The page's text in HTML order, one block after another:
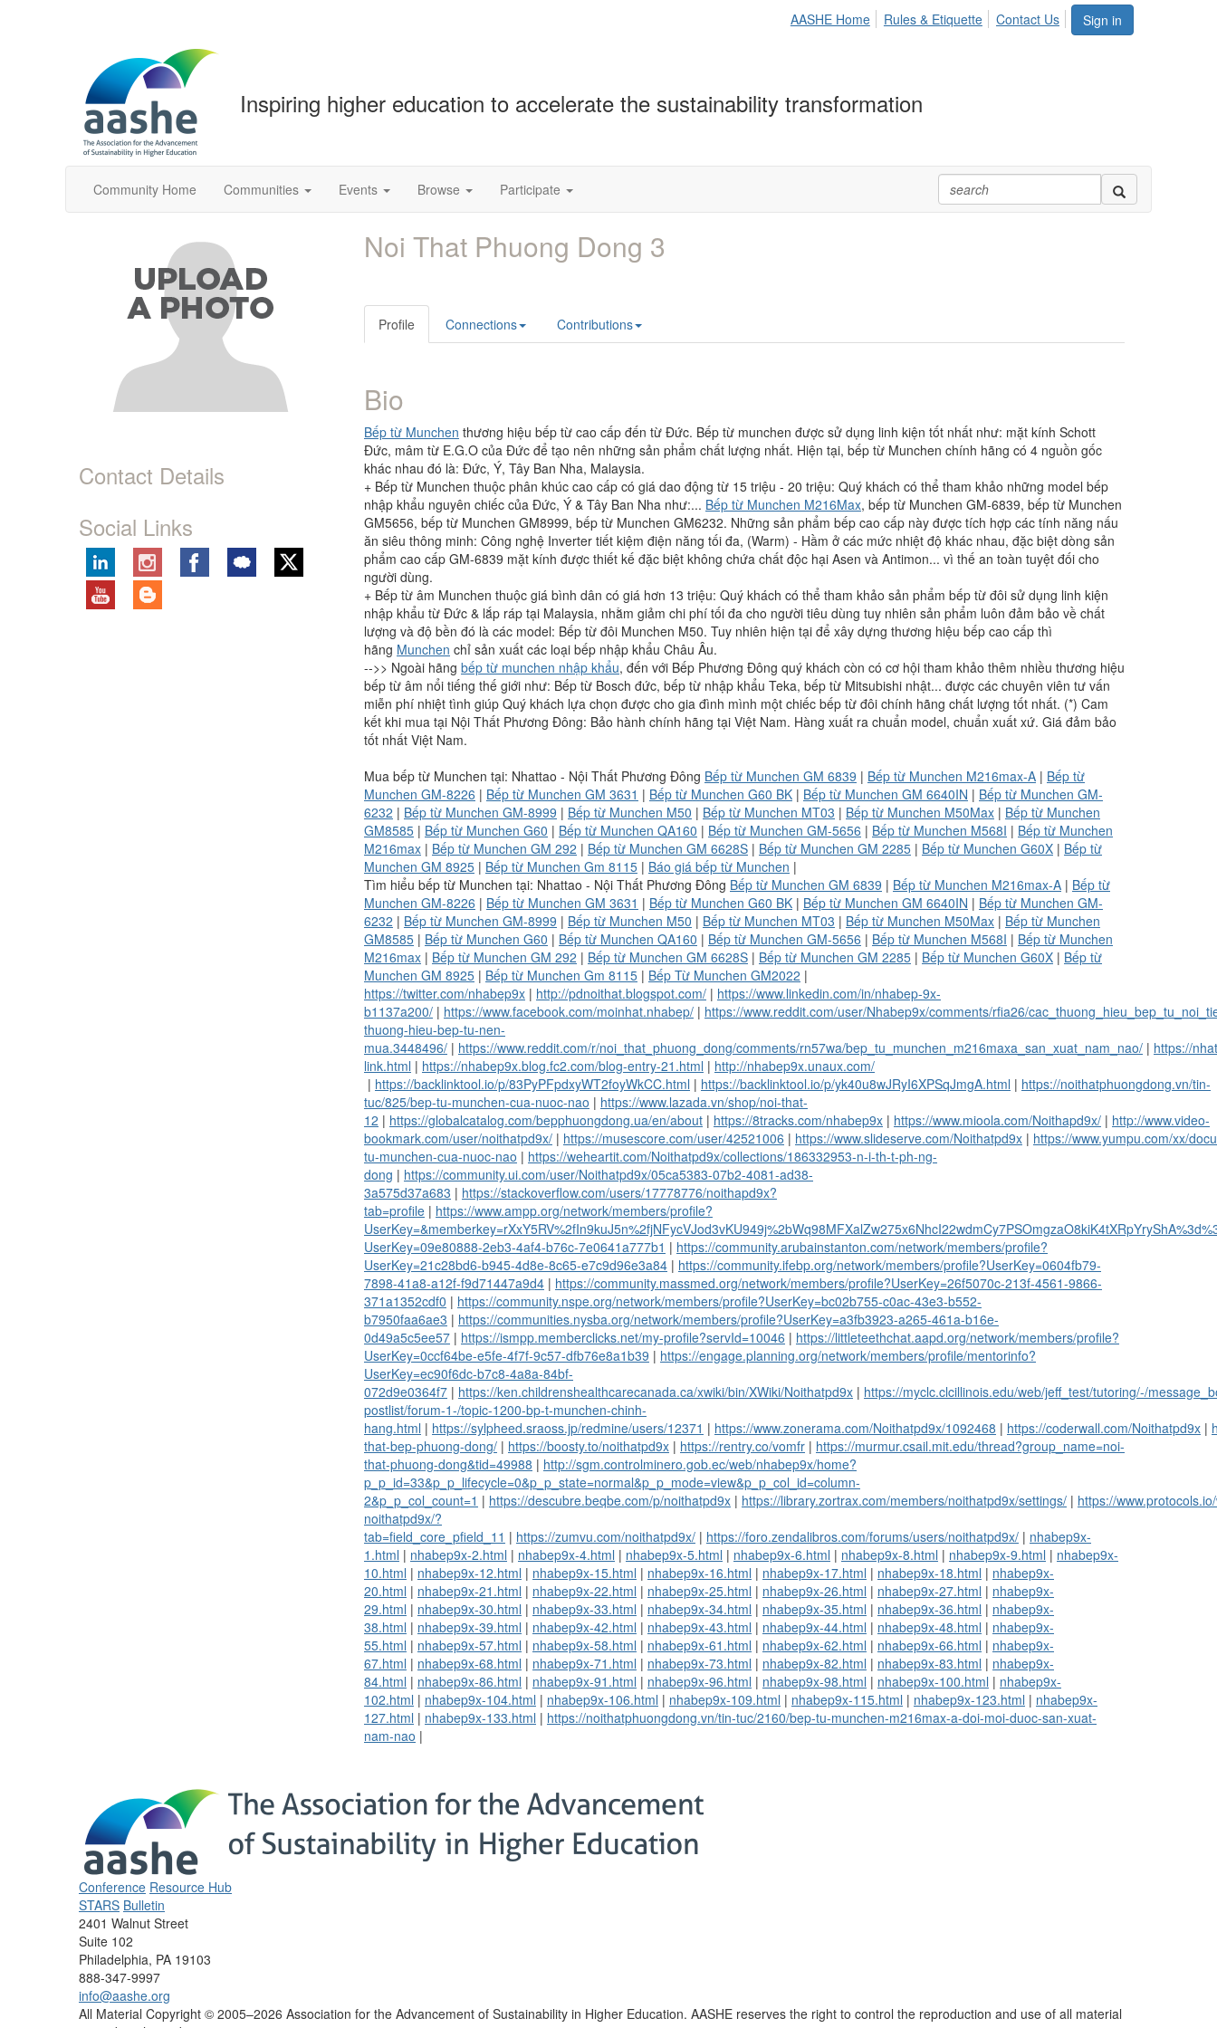
Sign in
AASHE Home Rules & Etiquette Contact Us
Inspiring higher education to accelerate the sustainability transformation
Community Home Communities Events Browse Participate
Contact Details
Social Links
Noi That Phuong Dong 3
Profile Connections Contributions
Bio
Bếp từ Munchen thương hiệu bếp từ cao cấp đến từ Đức. Bếp từ munchen được sử dụng linh kiện tốt nhất như: mặt kính Schott
Đức, mâm từ E.G.O của Đức để tạo nên những sản phẩm chất lượng nhất. Hiện tại, bếp từ Munchen chính hãng có 4 nguồn gốc
khác nhau đó là: Đức, Ý, Tây Ban Nha, Malaysia.
+ Bếp từ Munchen thuộc phân khúc cao cấp có giá dao động từ 15 triệu - 20 triệu: Quý khách có thể tham khảo những model bếp
nhập khẩu nguyên chiếc của Đức, Ý & Tây Ban Nha như:... Bếp từ Munchen M216Max, bếp từ Munchen GM-6839, bếp từ Munchen
GM5656, bếp từ Munchen GM8999, bếp từ Munchen GM6232. Những sản phẩm bếp cao cấp này được tích hợp các tính năng nấu
ăn siêu thông minh: Công nghệ Inverter tiết kiệm điện năng tối đa, (Warm) - Hầm ở các mức nhiệt độ khác nhau, đặc biệt dòng sản
phẩm cao cấp GM-6839 mặt kính được thiết kế đặc biệt không chứa chất độc hại Asen và Antimon... vì thế an toàn tuyệt đối cho
người dùng.
+ Bếp từ âm Munchen thuộc giá bình dân có giá hơn 13 triệu: Quý khách có thể tham khảo sản phẩm bếp từ đôi sử dụng linh kiện
nhập khẩu từ Đức & lắp ráp tại Malaysia, nhằm giảm chi phí tối đa cho người tiêu dùng tuy nhiên sản phẩm luôn đảm bảo về chất
lượng và độ bền đó là các model: Bếp từ đôi Munchen M50. Tuy nhiên hiện tại để xây dựng thương hiệu bếp cao cấp thì
hãng Munchen chỉ sản xuất các loại bếp nhập khẩu Châu Âu.
-->> Ngoài hãng bếp từ munchen nhập khẩu, đến với Bếp Phương Đông quý khách còn có cơ hội tham khảo thêm nhiều thương hiệu
bếp từ âm nổi tiếng thế giới như: Bếp từ Bosch đức, bếp từ nhập khẩu Teka, bếp từ Mitsubishi nhật... được các chuyên viên tư vấn
miễn phí nhiệt tình giúp Quý khách lựa chọn được cho gia đình mình một chiếc bếp từ đôi chính hãng chất lượng tốt nhất. (*) Cam
kết khi mua tại Nội Thất Phương Đông: Bảo hành chính hãng tại Việt Nam. Hàng xuất ra chuẩn model, chuẩn xuất xứ. Giá đảm bảo
tốt nhất Việt Nam.
Mua bếp từ Munchen tại: Nhattao - Nội Thất Phương Đông Bếp từ Munchen GM 6839 | Bếp từ Munchen M216max-A | Bếp từ
Munchen GM-8226 | Bếp từ Munchen GM 3631 | Bếp từ Munchen G60 BK | Bếp từ Munchen GM 6640IN | Bếp từ Munchen GM-
6232 | Bếp từ Munchen GM-8999 | Bếp từ Munchen M50 | Bếp từ Munchen MT03 | Bếp từ Munchen M50Max | Bếp từ Munchen
GM8585 | Bếp từ Munchen G60 | Bếp từ Munchen QA160 | Bếp từ Munchen GM-5656 | Bếp từ Munchen M568I | Bếp từ Munchen
M216max | Bếp từ Munchen GM 292 | Bếp từ Munchen GM 6628S | Bếp từ Munchen GM 2285 | Bếp từ Munchen G60X | Bếp từ
Munchen GM 8925 | Bếp từ Munchen Gm 8115 | Báo giá bếp từ Munchen |
Tìm hiểu bếp từ Munchen tại: Nhattao - Nội Thất Phương Đông Bếp từ Munchen GM 6839 | Bếp từ Munchen M216max-A | Bếp từ
Munchen GM-8226 | Bếp từ Munchen GM 3631 | Bếp từ Munchen G60 BK | Bếp từ Munchen GM 6640IN | Bếp từ Munchen GM-
6232 | Bếp từ Munchen GM-8999 | Bếp từ Munchen M50 | Bếp từ Munchen MT03 | Bếp từ Munchen M50Max | Bếp từ Munchen
GM8585 | Bếp từ Munchen G60 | Bếp từ Munchen QA160 | Bếp từ Munchen GM-5656 | Bếp từ Munchen M568I | Bếp từ Munchen
M216max | Bếp từ Munchen GM 292 | Bếp từ Munchen GM 6628S | Bếp từ Munchen GM 2285 | Bếp từ Munchen G60X | Bếp từ
Munchen GM 8925 | Bếp từ Munchen Gm 8115 | Bếp Từ Munchen GM2022 |
https://twitter.com/nhabep9x | http://pdnoithat.blogspot.com/ | https://www.linkedin.com/in/nhabep-9x-
b1137a200/ | https://www.facebook.com/moinhat.nhabep/ | https://www.reddit.com/user/Nhabep9x/comments/rfia26/
thuong-hieu-bep-tu-nen-
mua.3448496/ | https://www.reddit.com/r/noi_that_phuong_dong/comments/rn57wa/bep_tu_munchen_m216maxa_san_xuat_nam_nao/ | https://
link.html | https://nhabep9x.blog.fc2.com/blog-entry-21.html | http://nhabep9x.unaux.com/​
| https://backlinktool.io/p/83PyPFpdxyWT2foyWkCC.html | https://backlinktool.io/p/yk40u8wJRyI6XPSqJmgA.html | https://noithatphuongdong.vn/tin-
tuc/825/bep-tu-munchen-cua-nuoc-nao | https://www.lazada.vn/shop/noi-that-
12 | https://globalcatalog.com/bepphuongdong.ua/en/about | https://8tracks.com/nhabep9x | https://www.mioola.com/Noithapd9x/ | http://www.video-
bookmark.com/user/noithatpd9x/ | https://musescore.com/user/42521006 | https://www.slideserve.com/Noithatpd9x | https://www.yumpu.com/xx/
tu-munchen-cua-nuoc-nao | https://weheartit.com/Noithatpd9x/collections/186332953-n-i-th-t-ph-ng-
dong | https://community.ui.com/user/Noithatpd9x/05ca5383-07b2-4081-ad38-
3a575d37a683 | https://stackoverflow.com/users/17778776/noithapd9x?
tab=profile | https://www.ampp.org/network/members/profile?
UserKey=09e80888-2eb3-4af4-b76c-7e0641a777b1 | https://community.arubainstanton.com/network/members/profile?
UserKey=21c28bd6-b945-4d8e-8c65-e7c9d96e3a84 | https://community.ifebp.org/network/members/profile?UserKey=0604fb79-
7898-41a8-a12f-f9d71447a9d4 | https://community.massmed.org/network/members/profile?UserKey=26f5070c-213f-4561-9866-
371a1352cdf0 | https://community.nspe.org/network/members/profile?UserKey=bc02b755-c0ac-43e3-b552-
b7950faa6ae3 | https://communities.nysba.org/network/members/profile?UserKey=a3fb3923-a265-461a-b16e-
0d49a5c5ee57 | https://ismpp.memberclicks.net/my-profile?servId=10046 | https://littleteethchat.aapd.org/network/members/profile?
UserKey=0ccf64be-e5fe-4f7f-9c57-dfb76e8a1b39 | https://engage.planning.org/network/members/profile/mentorinfo?
UserKey=ec90f6dc-b7c8-4a8a-84bf-
072d9e0364f7 | https://ken.childrenshealthcarecanada.ca/xwiki/bin/XWiki/Noithatpd9x | https://myclc.clcillinois.edu/web/jeff_test/tutoring/-/
postlist/forum-1-/topic-1200-bp-t-munchen-chinh-
hang.html | https://sylpheed.sraoss.jp/redmine/users/12371 | https://www.zonerama.com/Noithatpd9x/1092468 | https://coderwall.com/Noithatpd9x |
that-bep-phuong-dong/ | https://boosty.to/noithatpd9x | https://rentry.co/vomfr | https://murmur.csail.mit.edu/thread?group_name=noi-
that-phuong-dong&tid=49988 | http://sgm.controlminero.gob.ec/web/nhabep9x/home?
p_p_id=33&p_p_lifecycle=0&p_p_state=normal&p_p_mode=view&p_p_col_id=column-
2&p_p_col_count=1 | https://descubre.beqbe.com/p/noithatpd9x | https://library.zortrax.com/members/noithatpd9x/settings/ | https://
noithatpd9x/?
tab=field_core_pfield_11 | https://zumvu.com/noithatpd9x/ | https://foro.zendalibros.com/forums/users/noithatpd9x/ | nhabep9x-
1.html | nhabep9x-2.html | nhabep9x-4.html | nhabep9x-5.html | nhabep9x-6.html | nhabep9x-8.html | nhabep9x-9.html | nhabep9x-
10.html | nhabep9x-12.html | nhabep9x-15.html | nhabep9x-16.html | nhabep9x-17.html | nhabep9x-18.html | nhabep9x-
20.html | nhabep9x-21.html | nhabep9x-22.html | nhabep9x-25.html | nhabep9x-26.html | nhabep9x-27.html | nhabep9x-
29.html | nhabep9x-30.html | nhabep9x-33.html | nhabep9x-34.html | nhabep9x-35.html | nhabep9x-36.html | nhabep9x-
38.html | nhabep9x-39.html | nhabep9x-42.html | nhabep9x-43.html | nhabep9x-44.html | nhabep9x-48.html | nhabep9x-
55.html | nhabep9x-57.html | nhabep9x-58.html | nhabep9x-61.html | nhabep9x-62.html | nhabep9x-66.html | nhabep9x-
67.html | nhabep9x-68.html | nhabep9x-71.html | nhabep9x-73.html | nhabep9x-82.html | nhabep9x-83.html | nhabep9x-
84.html | nhabep9x-86.html | nhabep9x-91.html | nhabep9x-96.html | nhabep9x-98.html | nhabep9x-100.html | nhabep9x-
102.html | nhabep9x-104.html | nhabep9x-106.html | nhabep9x-109.html | nhabep9x-115.html | nhabep9x-123.html | nhabep9x-
127.html | nhabep9x-133.html | https://noithatphuongdong.vn/tin-tuc/2160/bep-tu-munchen-m216max-a-doi-moi-duoc-san-xuat-
nam-nao |
Conference Resource Hub
STARS Bulletin
2401 Walnut Street
Suite 102
Philadelphia, PA 19103
888-347-9997
info@aashe.org
All Material Copyright © 2005–2026 Association for the Advancement of Sustainability in Higher Education. AASHE reserves the right to control the reproduction and use of all material